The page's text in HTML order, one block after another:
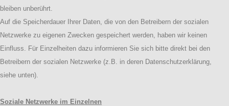
bleiben unberührt.
Auf die Speicherdauer Ihrer Daten, die von den Betreibern der sozialen
Netzwerke zu eigenen Zwecken gespeichert werden, haben wir keinen
Einfluss. Für Einzelheiten dazu informieren Sie sich bitte direkt bei den
Betreibern der sozialen Netzwerke (z.B. in deren Datenschutzerklärung,
siehe unten).
Soziale Netzwerke im Einzelnen